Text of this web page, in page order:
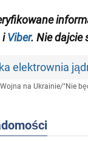
iViber. Nie dajcie
elektrownia
Wojna na Ukrainie/"Nie